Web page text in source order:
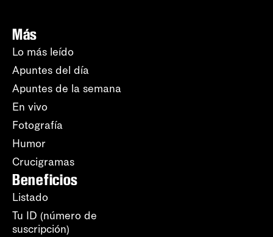
Más
Lo más leído
Apuntes del día
Apuntes de la semana
En vivo
Fotografía
Humor
Crucigramas
Beneficios
Listado
Tu ID (número de
suscripción)